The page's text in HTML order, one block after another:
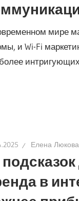
мире
и Wi-Fi
Елена Люкова
в